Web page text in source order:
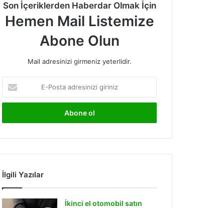
Son İçeriklerden Haberdar Olmak İçin
Hemen Mail Listemize
Abone Olun
Mail adresinizi girmeniz yeterlidir.
Posta
adresinizi
İlgili Yazılar
İkinci el otomobil satın